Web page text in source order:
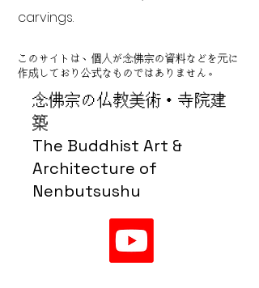
念佛宗の仏教美術・寺院建
築
The Buddhist Art &
Architecture of
Nenbutsushu
carvings.
このサイトは、個人が念佛宗の資料などを元に
作成しており公式なものではありません。